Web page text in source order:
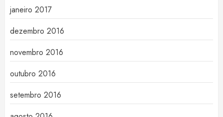
janeiro 2017
dezembro 2016
novembro 2016
outubro 2016
setembro 2016